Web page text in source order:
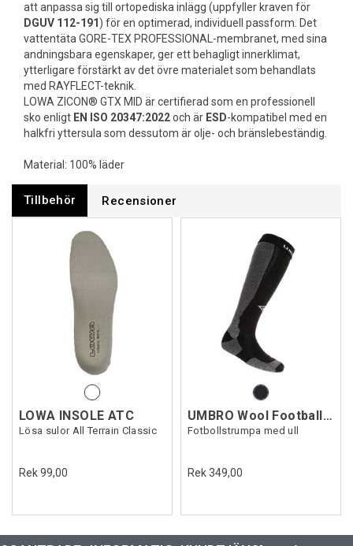
att anpassa sig till ortopediska inlägg (uppfyller kraven för
DGUV 112-191 ) för en optimerad, individuell passform. Det
vattentäta GORE-TEX PROFESSIONAL-membranet, med sina
andningsbara egenskaper, ger ett behagligt innerklimat,
ytterligare förstärkt av det övre materialet som behandlats
med RAYFLECT-teknik.
LOWA ZICON® GTX MID är certifierad som en professionell
sko enligt EN ISO 20347:2022och är ESD-kompatibel med en
halkfri yttersula som dessutom är olje- och bränslebeständig.
Material: 100% läder
Tillbehör Recensioner
LOWA INSOLE ATC
Lösa sulor All Terrain Classic
Rek 99,00
UMBRO Wool Football Sock
Fotbollstrumpa med ull
Rek 349,00